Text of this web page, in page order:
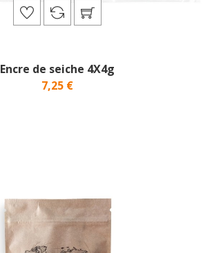
Encre de seiche 4X4g
7,25 €